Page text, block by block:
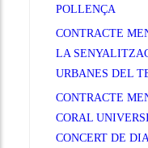
POLLENÇA
CONTRACTE
LA
URBANES DEL
CONTRACTE
CORAL
CONCERT DE